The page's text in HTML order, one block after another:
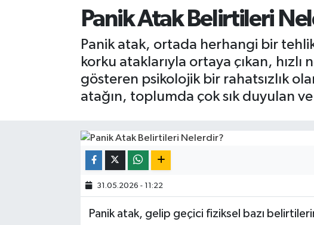
Panik Atak Belirtileri
Panik atak, ortada herhangi bir
korku ataklarıyla ortaya çıkan,
gösteren psikolojik bir rahatsızlık
atağın, toplumda çok sık duyulan
31.05.2026 - 11:22
Panik atak, gelip geçici fiziksel bazı